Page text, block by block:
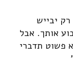
יבייש
אותך. אבל
פשוט תדברי